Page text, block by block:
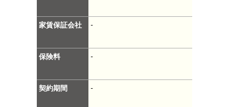
家賃保証会社 -
保険料 -
契約期間 -